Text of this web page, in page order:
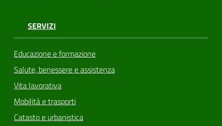
SERVIZI
Educazione e formazione
Salute, benessere e assistenza
Vita lavorativa
Mobilità e trasporti
Catasto e urbanistica